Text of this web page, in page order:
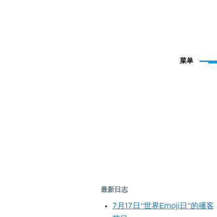
菜单
最新日志
7月17日“世界Emoji日”的播客